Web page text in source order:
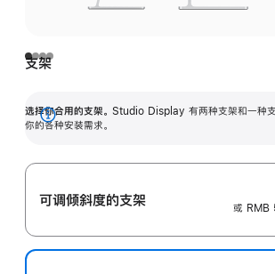
支架
选择你合用的支架。 Studio Display 有两种支架和一种支
你的各种安装需求。
展
可调倾斜度的支架
或 RMB